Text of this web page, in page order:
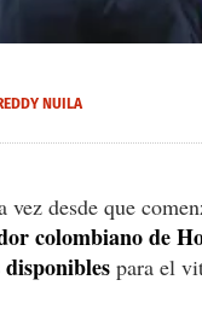
NUILA
vez desde que
colombiano de
para el